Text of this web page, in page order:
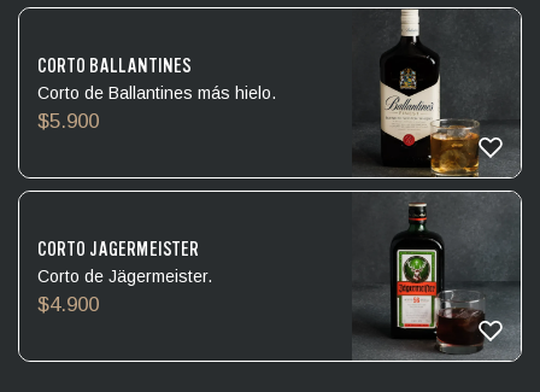
CORTO BALLANTINES
Corto de Ballantines más hielo.
$5.900
CORTO JÄGERMEISTER
Corto de Jägermeister.
$4.900